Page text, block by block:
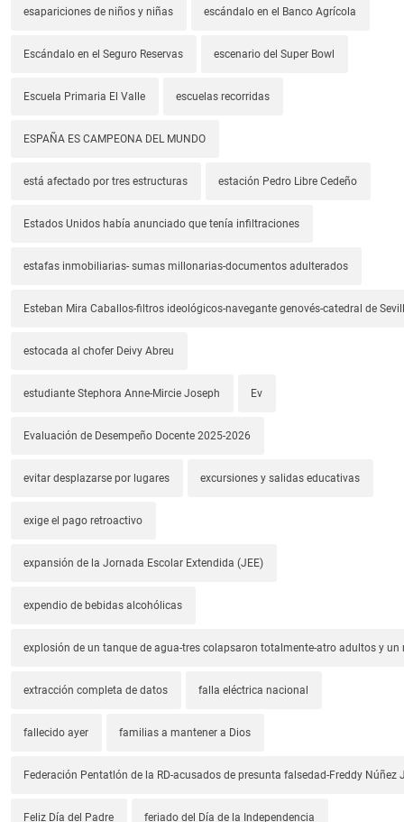
esapariciones de niños y niñas escándalo en el Banco Agrícola
Escándalo en el Seguro Reservas escenario del Super Bowl
Escuela Primaria El Valle escuelas recorridas
ESPAÑA ES CAMPEONA DEL MUNDO
está afectado por tres estructuras estación Pedro Libre Cedeño
Estados Unidos había anunciado que tenía infiltraciones
estafas inmobiliarias- sumas millonarias-documentos adulterados
Esteban Mira Caballos-filtros ideológicos-navegante genovés-catedral de
estocada al chofer Deivy Abreu
estudiante Stephora Anne-Mircie Joseph Ev
Evaluación de Desempeño Docente 2025-2026
evitar desplazarse por lugares excursiones y salidas educativas
exige el pago retroactivo
expansión de la Jornada Escolar Extendida (JEE)
expendio de bebidas alcohólicas
explosión de un tanque de agua-tres colapsaron totalmente-atro adultos y un
extracción completa de datos falla eléctrica nacional
fallecido ayer familias a mantener a Dios
Federación Pentatlón de la RD-acusados de presunta falsedad-Freddy Núñez
Feliz Día del Padre feriado del Día de la Independencia